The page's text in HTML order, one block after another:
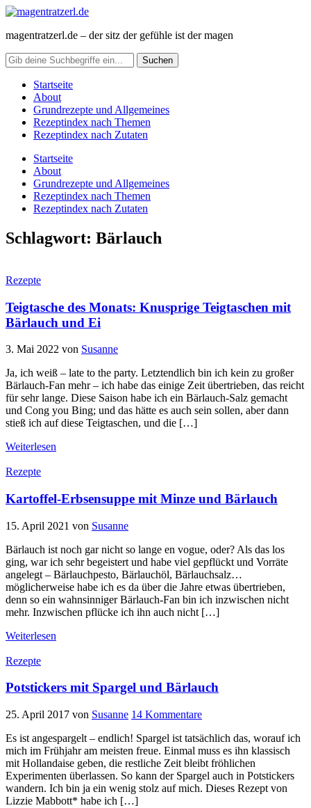
magentratzerl.de – der sitz der gefühle ist der magen
Startseite
About
Grundrezepte und Allgemeines
Rezeptindex nach Themen
Rezeptindex nach Zutaten
Startseite
About
Grundrezepte und Allgemeines
Rezeptindex nach Themen
Rezeptindex nach Zutaten
Schlagwort: Bärlauch
Rezepte
Teigtasche des Monats: Knusprige Teigtaschen mit
Bärlauch und Ei
3. Mai 2022 von Susanne
Ja, ich weiß – late to the party. Letztendlich bin ich kein zu großer
Bärlauch-Fan mehr – ich habe das einige Zeit übertrieben, das reicht
für sehr lange. Diese Saison habe ich ein Bärlauch-Salz gemacht
und Cong you Bing; und das hätte es auch sein sollen, aber dann
stieß ich auf diese Teigtaschen, und die […]
Weiterlesen
Rezepte
Kartoffel-Erbsensuppe mit Minze und Bärlauch
15. April 2021 von Susanne
Bärlauch ist noch gar nicht so lange en vogue, oder? Als das los
ging, war ich sehr begeistert und habe viel gepflückt und Vorräte
angelegt – Bärlauchpesto, Bärlauchöl, Bärlauchsalz…
möglicherweise habe ich es da über die Jahre etwas übertrieben,
denn so ein wahnsinniger Bärlauch-Fan bin ich inzwischen nicht
mehr. Inzwischen pflücke ich ihn auch nicht […]
Weiterlesen
Rezepte
Potstickers mit Spargel und Bärlauch
25. April 2017 von Susanne 14 Kommentare
Es ist angespargelt – endlich! Spargel ist tatsächlich das, worauf ich
mich im Frühjahr am meisten freue. Einmal muss es ihn klassisch
mit Hollandaise geben, die restliche Zeit bleibt fröhlichen
Experimenten überlassen. So kann der Spargel auch in Potstickers
wandern. Ich bin ja ein wenig stolz auf mich. Dieses Rezept von
Lizzie Mabbott* habe ich […]